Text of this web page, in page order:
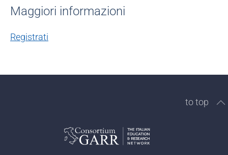
Maggiori informazioni
Registrati
to top